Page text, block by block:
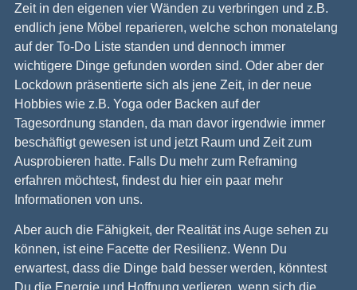
Zeit in den eigenen vier Wänden zu verbringen und z.B.
endlich jene Möbel reparieren, welche schon monatelang
auf der To-Do Liste standen und dennoch immer
wichtigere Dinge gefunden worden sind. Oder aber der
Lockdown präsentierte sich als jene Zeit, in der neue
Hobbies wie z.B. Yoga oder Backen auf der
Tagesordnung standen, da man davor irgendwie immer
beschäftigt gewesen ist und jetzt Raum und Zeit zum
Ausprobieren hatte. Falls Du mehr zum Reframing
erfahren möchtest, findest du hier ein paar mehr
Informationen von uns.
Aber auch die Fähigkeit, der Realität ins Auge sehen zu
können, ist eine Facette der Resilienz. Wenn Du
erwartest, dass die Dinge bald besser werden, könntest
Du die Energie und Hoffnung verlieren, wenn sich die